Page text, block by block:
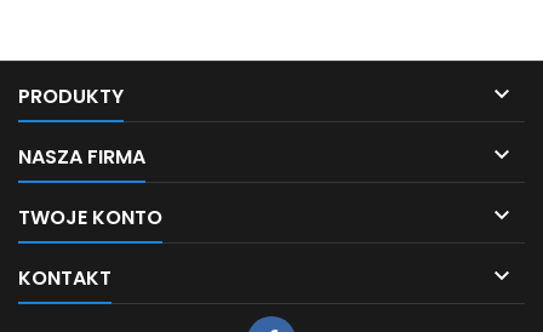
PRODUKTY 
NASZA FIRMA 
TWOJE KONTO 
KONTAKT 